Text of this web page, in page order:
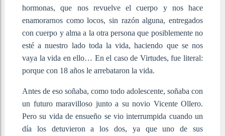
hormonas, que nos revuelve el cuerpo y nos hace
enamorarnos como locos, sin razón alguna, entregados
con cuerpo y alma a la otra persona que posiblemente no
esté a nuestro lado toda la vida, haciendo que se nos
vaya la vida en ello… En el caso de Virtudes, fue literal:
porque con 18 años le arrebataron la vida.
Antes de eso soñaba, como todo adolescente, soñaba con
un futuro maravilloso junto a su novio Vicente Ollero.
Pero su vida de ensueño se vio interrumpida cuando un
día los detuvieron a los dos, ya que uno de sus